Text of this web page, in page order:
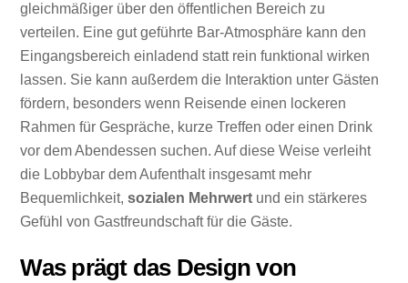
gleichmäßiger über den öffentlichen Bereich zu
verteilen. Eine gut geführte Bar-Atmosphäre kann den
Eingangsbereich einladend statt rein funktional wirken
lassen. Sie kann außerdem die Interaktion unter Gästen
fördern, besonders wenn Reisende einen lockeren
Rahmen für Gespräche, kurze Treffen oder einen Drink
vor dem Abendessen suchen. Auf diese Weise verleiht
die Lobbybar dem Aufenthalt insgesamt mehr
Bequemlichkeit,sozialen Mehrwert und ein stärkeres
Gefühl von Gastfreundschaft für die Gäste.
Was prägt das Design von